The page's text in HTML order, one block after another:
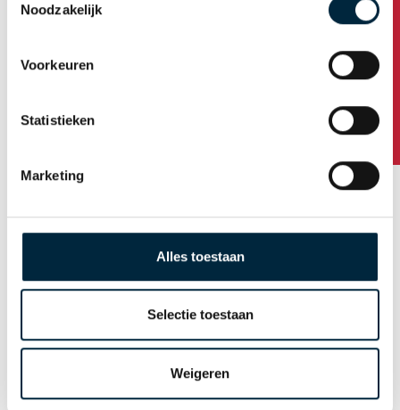
Noodzakelijk
Voorkeuren
Statistieken
Marketing
Alles toestaan
Selectie toestaan
Weigeren
Heeft u vragen?
Tape dispensers
Afzetlint